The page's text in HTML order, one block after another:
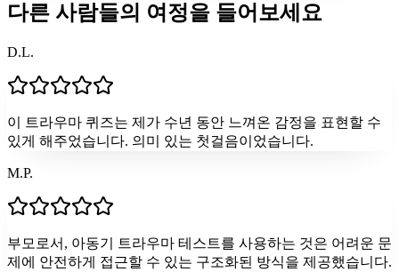
다른 사람들의 여정을 들어보세요
D.L.
이 트라우마 퀴즈는 제가 수년 동안 느껴온 감정을 표현할 수
있게 해주었습니다. 의미 있는 첫걸음이었습니다.
M.P.
부모로서, 아동기 트라우마 테스트를 사용하는 것은 어려운 문
제에 안전하게 접근할 수 있는 구조화된 방식을 제공했습니다.